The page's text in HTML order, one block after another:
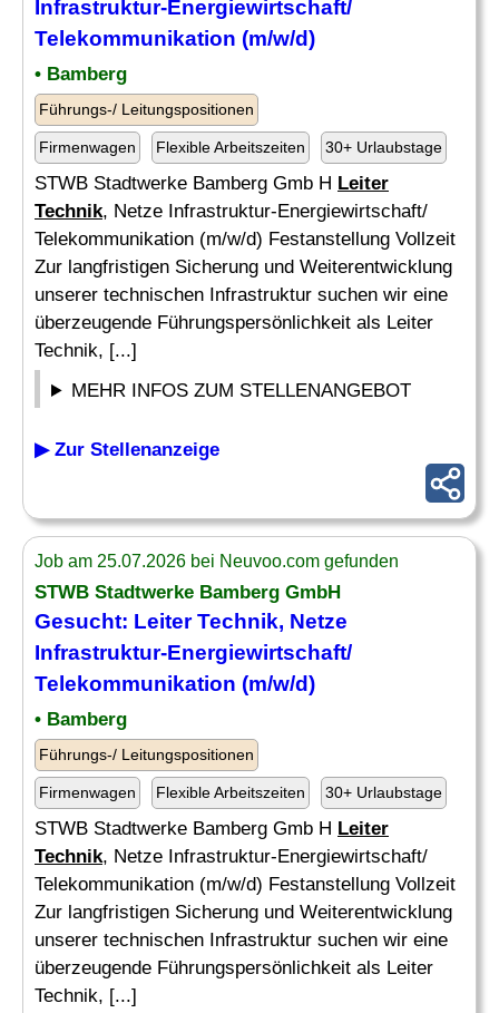
Infrastruktur-Energiewirtschaft/
Telekommunikation (m/w/d)
• Bamberg
Führungs-/ Leitungspositionen
Firmenwagen Flexible Arbeitszeiten 30+ Urlaubstage
STWB Stadtwerke Bamberg Gmb H Leiter
Technik, Netze Infrastruktur-Energiewirtschaft/
Telekommunikation (m/w/d) Festanstellung Vollzeit
Zur langfristigen Sicherung und Weiterentwicklung
unserer technischen Infrastruktur suchen wir eine
überzeugende Führungspersönlichkeit als Leiter
Technik, [...]
MEHR INFOS ZUM STELLENANGEBOT
▶ Zur Stellenanzeige
Job am 25.07.2026 bei Neuvoo.com gefunden
STWB Stadtwerke Bamberg GmbH
Gesucht: Leiter Technik, Netze
Infrastruktur-Energiewirtschaft/
Telekommunikation (m/w/d)
• Bamberg
Führungs-/ Leitungspositionen
Firmenwagen Flexible Arbeitszeiten 30+ Urlaubstage
STWB Stadtwerke Bamberg Gmb H Leiter
Technik, Netze Infrastruktur-Energiewirtschaft/
Telekommunikation (m/w/d) Festanstellung Vollzeit
Zur langfristigen Sicherung und Weiterentwicklung
unserer technischen Infrastruktur suchen wir eine
überzeugende Führungspersönlichkeit als Leiter
Technik, [...]